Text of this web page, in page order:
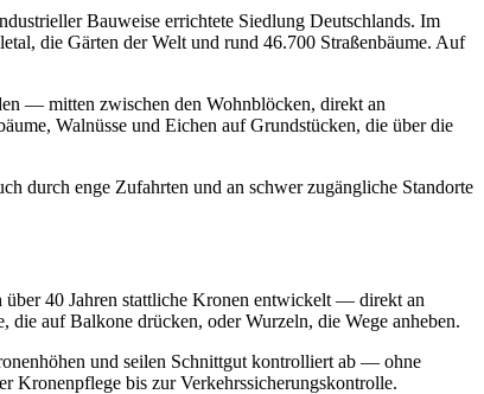
Bauweise errichtete Siedlung Deutschlands. Im
die Gärten der Welt und rund 46.700 Straßenbäume. Auf
— mitten zwischen den Wohnblöcken, direkt an
Walnüsse und Eichen auf Grundstücken, die über die
durch enge Zufahrten und an schwer zugängliche Standorte
40 Jahren stattliche Kronen entwickelt — direkt an
auf Balkone drücken, oder Wurzeln, die Wege anheben.
und seilen Schnittgut kontrolliert ab — ohne
Kronenpflege bis zur Verkehrssicherungskontrolle.